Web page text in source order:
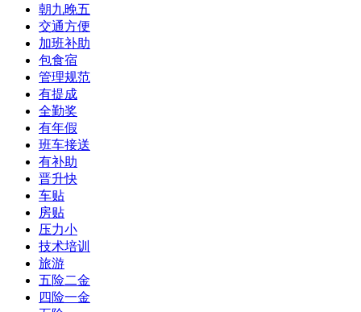
朝九晚五
交通方便
加班补助
包食宿
管理规范
有提成
全勤奖
有年假
班车接送
有补助
晋升快
车贴
房贴
压力小
技术培训
旅游
五险二金
四险一金